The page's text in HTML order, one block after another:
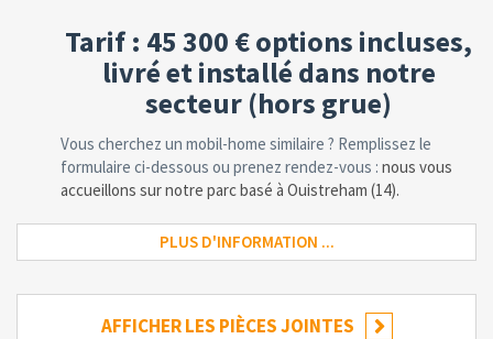
Tarif : 45 300 € options incluses,
livré et installé dans notre
secteur (hors grue)
Vous cherchez un mobil-home similaire ? Remplissez le
formulaire ci-dessous ou prenez rendez-vous : nous vous
accueillons sur notre parc basé à Ouistreham (14).
PLUS D'INFORMATION ...
AFFICHER LES PIÈCES JOINTES